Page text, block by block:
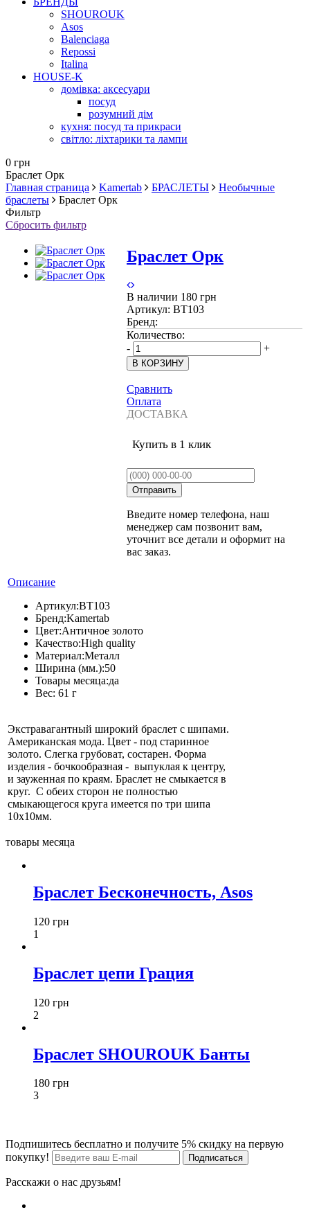
SHOUROUK
Asos
Balenciaga
Repossi
Italina
HOUSE-K
домівка: аксесуари
посуд
розумний дім
кухня: посуд та прикраси
світло: ліхтарики та лампи
0 грн
Браслет Орк
Главная страница
Kamertab БРАСЛЕТЫ
Необычные
браслеты
Браслет Орк
Фильтр
Сбросить фильтр
Браслет Орк
В наличии 180 грн
Артикул: BT103
Бренд:
Количество:
-
+
Сравнить
Оплата
ДОСТАВКА
Купить в 1 клик
Введите номер телефона, наш
менеджер сам позвонит вам,
уточнит все детали и оформит на
вас заказ.
Описание
Артикул:BT103
Бренд:Kamertab
Цвет:Античное золото
Качество:High quality
Материал:Металл
Ширина (мм.):50
Товары месяца:да
Вес: 61 г
Экстравагантный широкий браслет с шипами.
Американская мода. Цвет - под старинное
золото. Слегка грубоват, состарен. Форма
изделия - бочкообразная - выпуклая к центру,
и зауженная по краям. Браслет не смыкается в
круг. С обеих сторон не полностью
смыкающегося круга имеется по три шипа
10х10мм.
товары месяца
Браслет Бесконечность, Asos
120 грн
1
Браслет цепи Грация
120 грн
2
Браслет SHOUROUK Банты
180 грн
3
Подпишитесь бесплатно и получите 5% скидку на первую
покупку!
Расскажи о нас друзьям!